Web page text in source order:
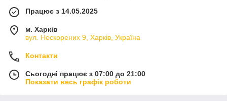
Працює з 14.05.2025
м. Харків
вул. Нескорених 9, Харків, Україна
Контакти
Сьогодні працює з 07:00 до 21:00
Показати весь графік роботи